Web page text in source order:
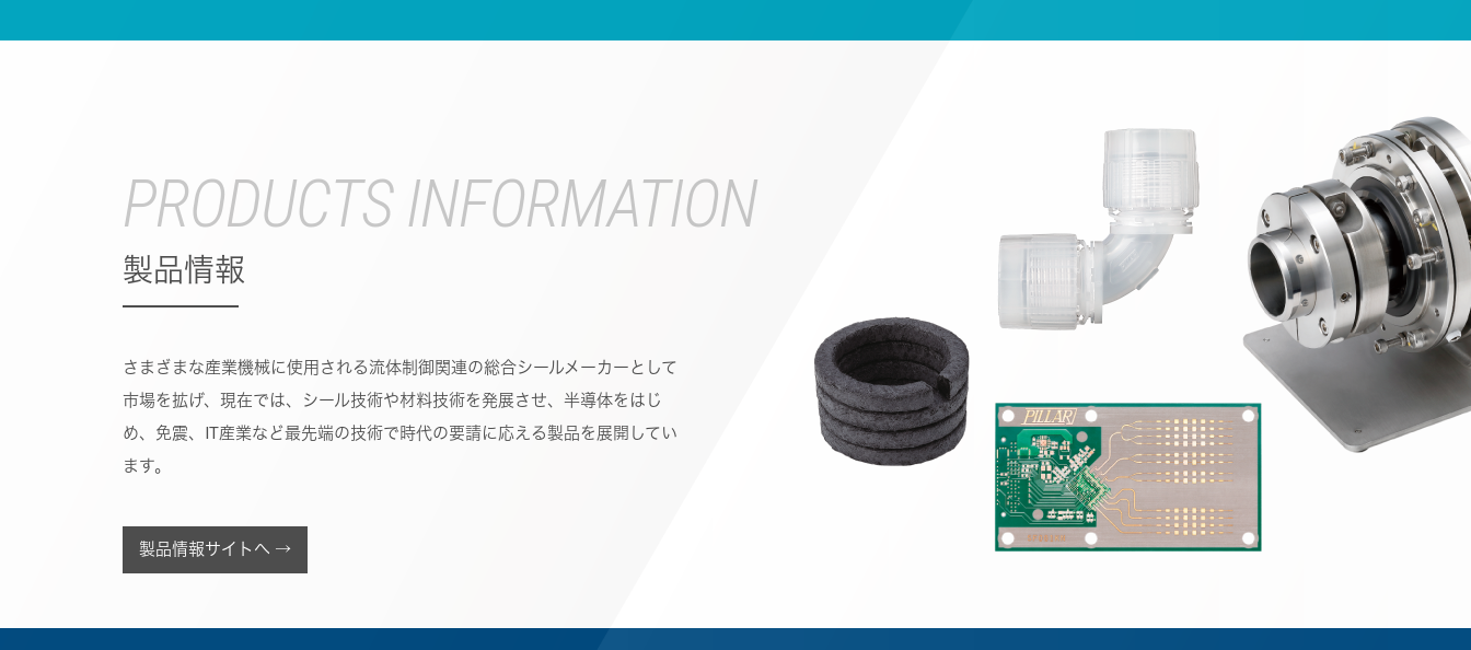
PRODUCTS INFORMATION
製品情報
さまざまな産業機械に使用される流体制御関連の総合シールメーカーとして
市場を拡げ、現在では、シール技術や材料技術を発展させ、半導体をはじ
め、免震、IT産業など最先端の技術で時代の要請に応える製品を展開してい
ます。
製品情報サイトへ →